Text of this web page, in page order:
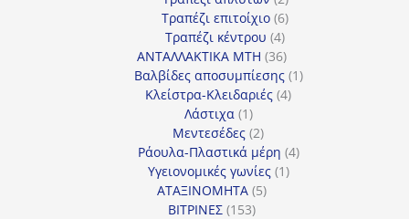
προϊόντα
Τραπέζι επιτοίχιο 66
προϊόντα
Τραπέζι κέντρου 44
προϊόντα
ΑΝΤΑΛΛΑΚΤΙΚΑ MTH 3636
προϊόντα
Βαλβίδες αποσυμπίεσης 11
Κλείστρα-Κλειδαριές 44
Λάστιχα 11
προϊόν
Μεντεσέδες 22
προϊόντα
Ράουλα-Πλαστικά μέρη 44
Υγειονομικές γωνίες 11
ΑΤΑΞΙΝΟΜΗΤΑ 55
ΒΙΤΡΙΝΕΣ 153153